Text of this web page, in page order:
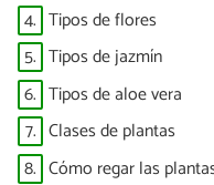
4. Tipos de flores
5. Tipos de jazmín
6. Tipos de aloe vera
7. Clases de plantas
8. Cómo regar las